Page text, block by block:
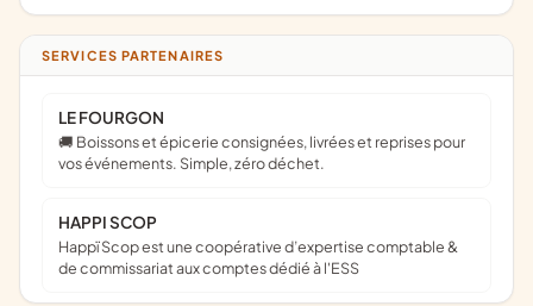
SERVICES PARTENAIRES
LE FOURGON
🚚 Boissons et épicerie consignées, livrées et reprises pour
vos événements. Simple, zéro déchet.
HAPPI SCOP
Happï Scop est une coopérative d’expertise comptable &
de commissariat aux comptes dédié à l'ESS